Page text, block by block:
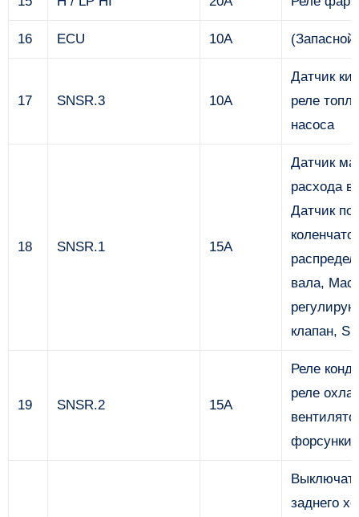
16 ECU 10А (Запасной)
17 SNSR.3 10А
Датчик
реле
насоса
18 SNSR.1 15А
Датчик
расхода
Датчик
вала,
клапан,
19 SNSR.2 15А
Реле
реле
форсунки
заднего